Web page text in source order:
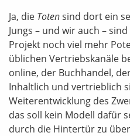
Ja, die Totensind dort ein
Jungs – und wir auch –
Projekt noch viel mehr
üblichen Vertriebskanäle
online, der Buchhandel,
Inhaltlich und vertrieblich
Weiterentwicklung des
das soll kein Modell dafür
durch die Hintertür zu